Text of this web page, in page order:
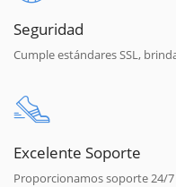
Seguridad
Cumple estándares SSL,
Excelente Soporte
Proporcionamos soporte 24/